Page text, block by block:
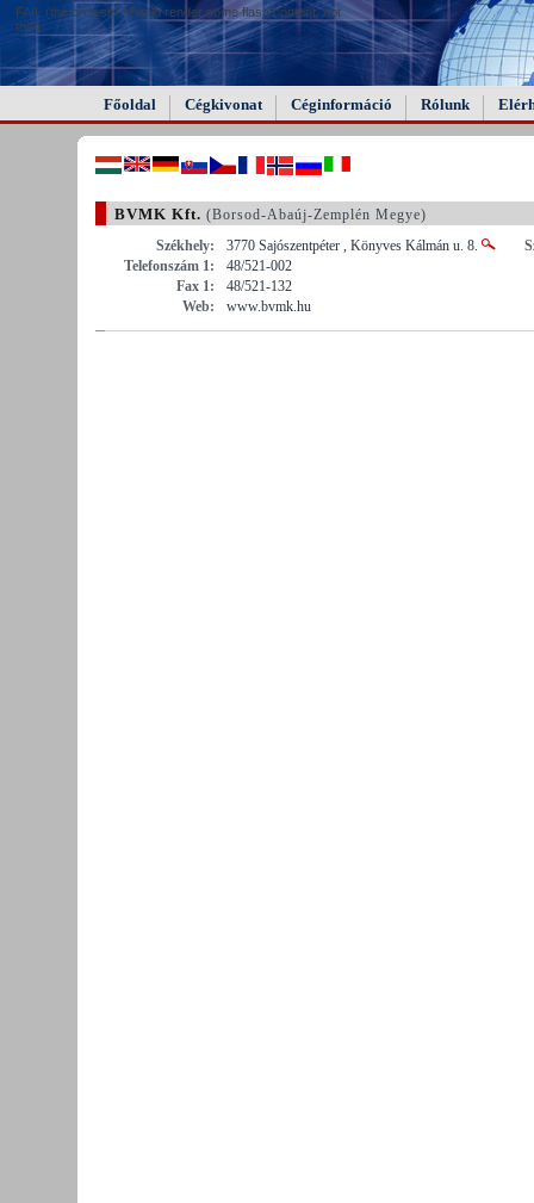
FAIL (the browser should render some flash content, not
this).
Főoldal Cégkivonat Céginformáció Rólunk
BVMK Kft. (Borsod-Abaúj-Zemplén Megye)
Székhely:
3770 Sajószentpéter , Könyves Kálmán u. 8.
Telefonszám 1:
48/521-002
Fax 1:
48/521-132
Web:
www.bvmk.hu